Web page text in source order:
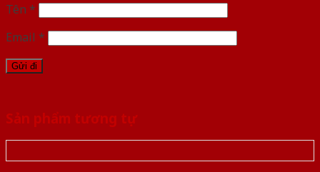
Tên *
Email *
Sản phẩm tương tự